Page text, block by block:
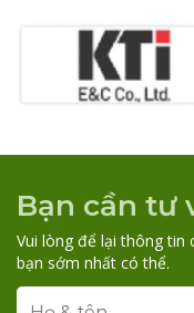
Bạn cần tư
Vui lòng để lại thông tin
bạn sớm nhất có thể.